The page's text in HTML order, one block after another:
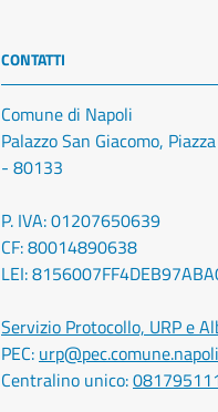
CONTATTI
Comune di Napoli
Palazzo San Giacomo,
- 80133
P. IVA: 01207650639
CF: 80014890638
LEI:
Servizio Protocollo, URP e
PEC:
Centralino unico: